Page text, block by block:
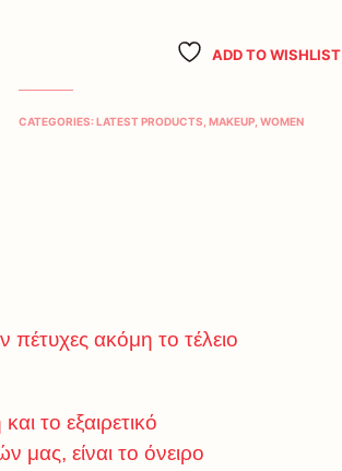
ADD TO WISHLIST
CATEGORIES:LATEST PRODUCTS ,MAKEUP ,WOMEN
ακόμη το τέλειο
το εξαιρετικό
μας, είναι το όνειρο